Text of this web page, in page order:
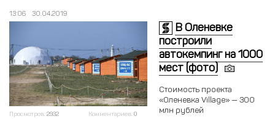
13:06 30.04.2019
Просмотров: 2932 Комментариев: 0
В Оленевке
построили
автокемпинг на 1000
мест (фото)
Стоимость проекта
«Оленевка Village» — 300
млн рублей